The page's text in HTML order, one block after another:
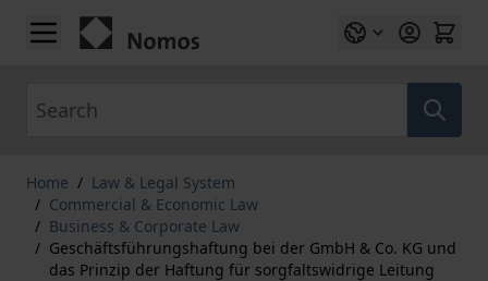
Skip to Content
Home / Law & Legal System
/ Commercial & Economic Law
/ Business & Corporate Law
/ Geschäftsführungshaftung bei der GmbH & Co. KG und
das Prinzip der Haftung für sorgfaltswidrige Leitung